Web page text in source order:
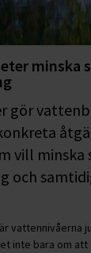
minska
gör
vill minska
och
vattennivåerna
inte bara om att